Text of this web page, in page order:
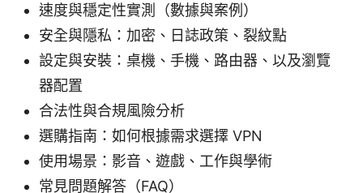
速度與穩定性實測（數據與案例）
安全與隱私：加密、日誌政策、裂紋點
設定與安裝：桌機、手機、路由器、以及瀏覽
器配置
合法性與合規風險分析
選購指南：如何根據需求選擇 VPN
使用場景：影音、遊戲、工作與學術
常見問題解答（FAQ）